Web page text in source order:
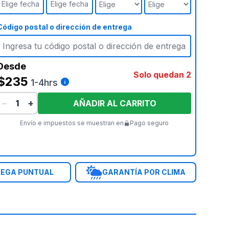
Elige fecha
Elige fecha
postal o dirección de entrega
1-4hrs
Solo quedan 2
− + AÑADIR AL CARRITO
Envío e impuestos se muestran en Pago seguro
PUNTUAL GARANTÍA POR CLIMA